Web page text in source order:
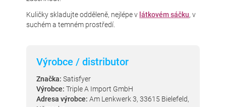
Kuličky skladujte odděleně, nejlépe v látkovém sáčku, v
suchém a temném prostředí.
Výrobce / distributor
Značka: Satisfyer
Výrobce: Triple A Import GmbH
Adresa výrobce: Am Lenkwerk 3, 33615 Bielefeld,